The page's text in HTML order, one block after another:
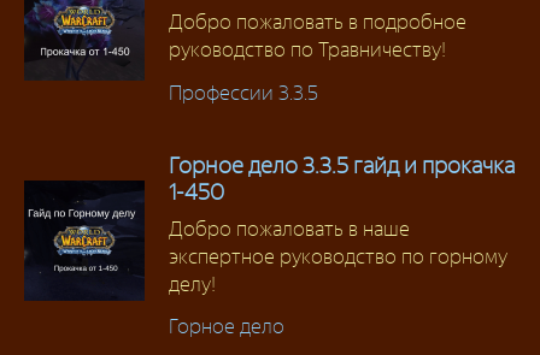
Добро пожаловать в подробное
руководство по Травничеству!
Профессии 3.3.5
Горное дело 3.3.5 гайд и прокачка
1-450
Добро пожаловать в наше
экспертное руководство по горному
делу!
Горное дело